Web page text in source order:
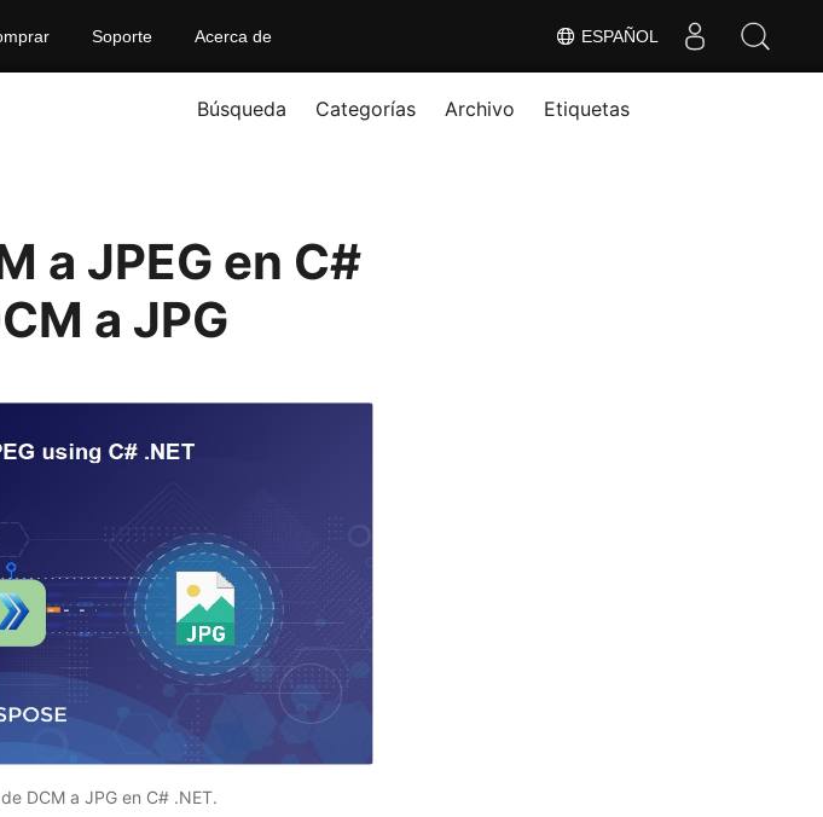
ESPAÑOL
Soporte Acerca de
Búsqueda Categorías Archivo Etiquetas
a JPEG en C#
a JPG
DCM a JPG en C# .NET.